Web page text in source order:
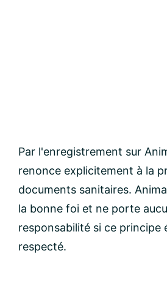
Par l'enregistrement sur
renonce explicitement à la
documents sanitaires.
la bonne foi et ne porte
responsabilité si ce principe
respecté.